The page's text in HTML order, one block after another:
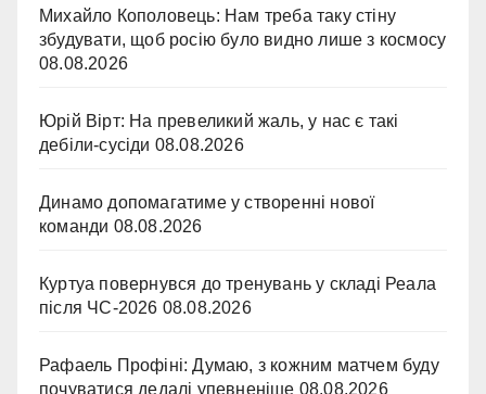
Михайло Кополовець: Нам треба таку стіну
збудувати, щоб росію було видно лише з космосу
08.08.2026
Юрій Вірт: На превеликий жаль, у нас є такі
дебіли-сусіди 08.08.2026
Динамо допомагатиме у створенні нової
команди 08.08.2026
Куртуа повернувся до тренувань у складі Реала
після ЧС-2026 08.08.2026
Рафаель Профіні: Думаю, з кожним матчем буду
почуватися дедалі упевненіше 08.08.2026